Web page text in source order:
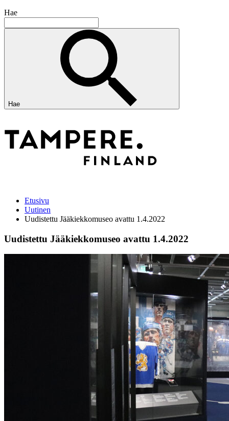
Hae
Hae
Etusivu
Uutinen
Uudistettu Jääkiekkomuseo avattu 1.4.2022
Uudistettu Jääkiekkomuseo avattu 1.4.2022